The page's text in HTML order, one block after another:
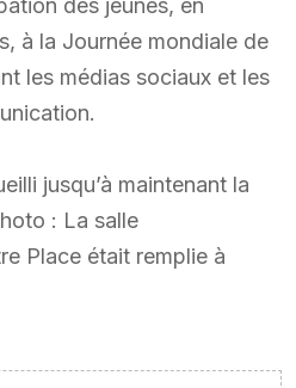
à la Journée mondiale de
les médias sociaux et les
jusqu’à maintenant la
: La salle
Place était remplie à